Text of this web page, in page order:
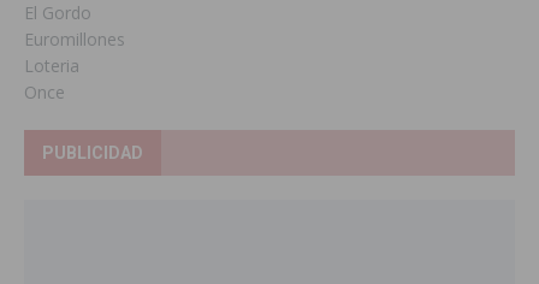
El Gordo
Euromillones
Loteria
Once
PUBLICIDAD